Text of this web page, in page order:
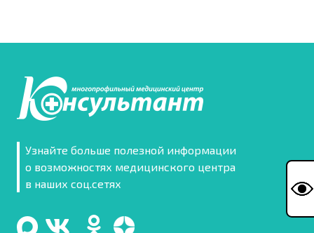
Узнайте больше полезной информации
о возможностях медицинского центра
в наших соц.сетях